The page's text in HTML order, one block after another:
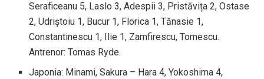
Seraficeanu 5, Laslo 3, Adespii 3, Pristăvița 2, Ostase
2, Udriștoiu 1, Bucur 1, Florica 1, Tănasie 1,
Constantinescu 1, Ilie 1, Zamfirescu, Tomescu.
Antrenor: Tomas Ryde.
Japonia: Minami, Sakura – Hara 4, Yokoshima 4,